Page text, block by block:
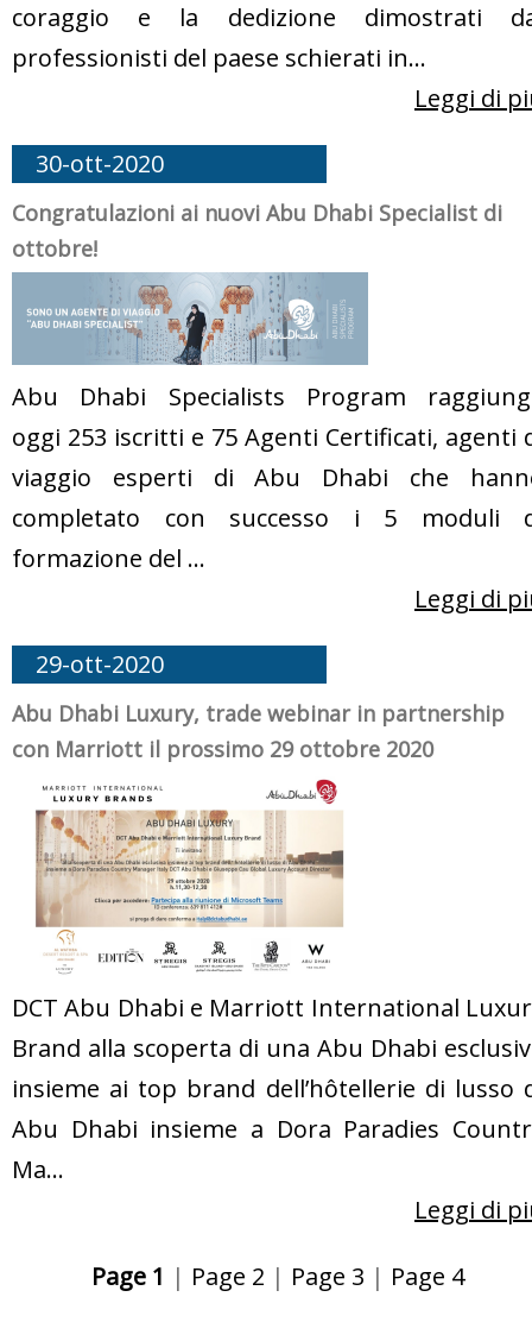
coraggio e la dedizione dimostrati
professionisti del paese schierati in...
Leggi di
30-ott-2020
Congratulazioni ai nuovi Abu Dhabi Specialist di
ottobre!
Abu Dhabi Specialists Program
oggi 253 iscritti e 75 Agenti Certificati, agenti
viaggio esperti di Abu Dhabi che
completato con successo i 5 moduli
formazione del ...
Leggi di
29-ott-2020
Abu Dhabi Luxury, trade webinar in partnership
con Marriott il prossimo 29 ottobre 2020
DCT Abu Dhabi e Marriott International
Brand alla scoperta di una Abu Dhabi
insieme ai top brand dell’hôtellerie di lusso
Abu Dhabi insieme a Dora Paradies
Ma...
Leggi di
Page 1 | Page 2 | Page 3 | Page 4